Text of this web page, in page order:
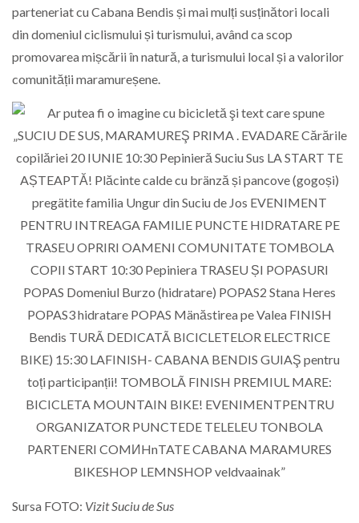
parteneriat cu Cabana Bendis și mai mulți susținători locali
din domeniul ciclismului și turismului, având ca scop
promovarea mișcării în natură, a turismului local și a valorilor
comunității maramureșene.
Sursa FOTO: Vizit Suciu de Sus